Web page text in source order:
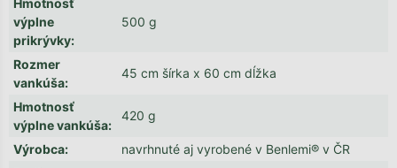
Hmotnosť
výplne
prikrývky:
500 g
Rozmer
vankúša:
45 cm šírka x 60 cm dĺžka
Hmotnosť
výplne vankúša:
420 g
Výrobca:
navrhnuté aj vyrobené v Benlemi® v ČR